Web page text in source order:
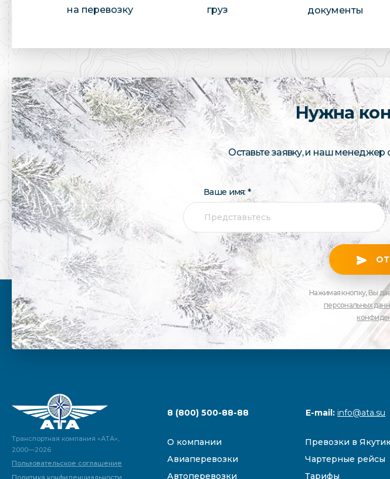
на перевозку
груз
документы
Нужна
Оставьте заявку, и наш
Ваше имя: *
Нажимая кнопку, Вы
персональных
Транспортная компания «АТА»,
2000—2026
Пользовательское соглашение
Политика конфиденциальности
8 (800) 500-88-88 E-mail:info@ata.su
О компании
Превозки в
Авиаперевозки
Чартерные рейсы
Автоперевозки
Тарифы